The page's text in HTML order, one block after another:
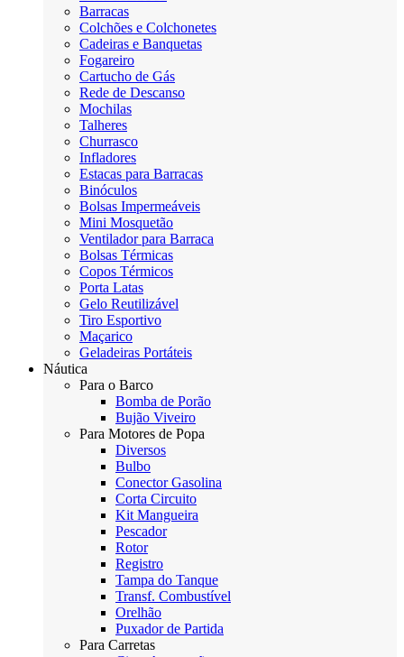
Barracas
Colchões e Colchonetes
Cadeiras e Banquetas
Fogareiro
Cartucho de Gás
Rede de Descanso
Mochilas
Talheres
Churrasco
Infladores
Estacas para Barracas
Binóculos
Bolsas Impermeáveis
Mini Mosquetão
Ventilador para Barraca
Bolsas Térmicas
Copos Térmicos
Porta Latas
Gelo Reutilizável
Tiro Esportivo
Maçarico
Geladeiras Portáteis
Náutica
Para o Barco
Bomba de Porão
Bujão Viveiro
Para Motores de Popa
Diversos
Bulbo
Conector Gasolina
Corta Circuito
Kit Mangueira
Pescador
Rotor
Registro
Tampa do Tanque
Transf. Combustível
Orelhão
Puxador de Partida
Para Carretas